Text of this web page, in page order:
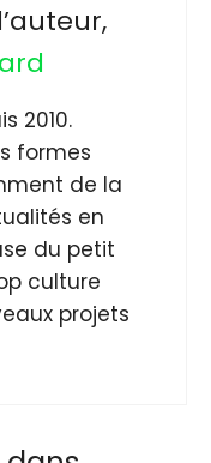
2010.
formes
de la
en
du petit
culture
projets